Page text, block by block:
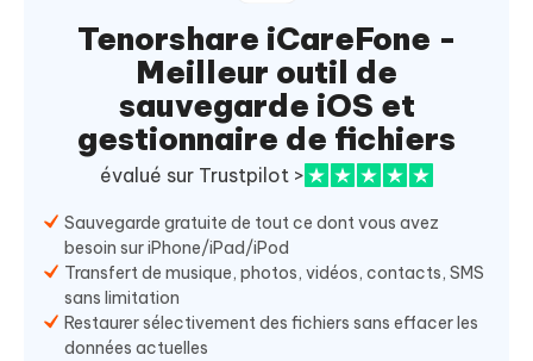
Tenorshare iCareFone -
Meilleur outil de
sauvegarde iOS et
gestionnaire de fichiers
évalué sur Trustpilot >
Sauvegarde gratuite de tout ce dont vous avez
besoin sur iPhone/iPad/iPod
Transfert de musique, photos, vidéos, contacts, SMS
sans limitation
Restaurer sélectivement des fichiers sans effacer les
données actuelles